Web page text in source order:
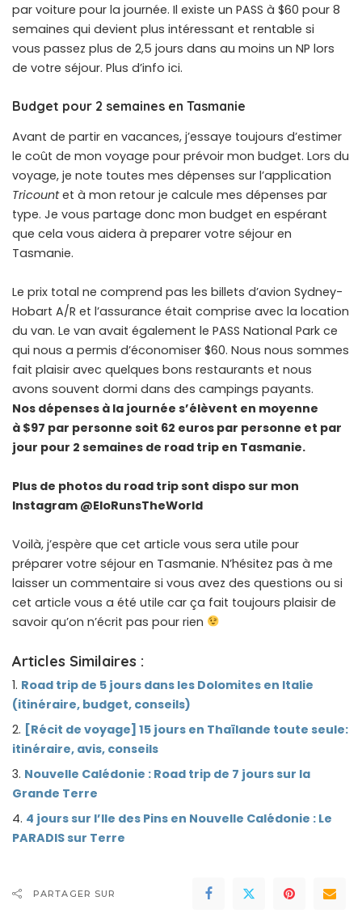
par voiture pour la journée. Il existe un PASS à $60 pour 8
semaines qui devient plus intéressant et rentable si
vous passez plus de 2,5 jours dans au moins un NP lors
de votre séjour. Plus d’info ici.
Budget pour 2 semaines en Tasmanie
Avant de partir en vacances, j’essaye toujours d’estimer
le coût de mon voyage pour prévoir mon budget. Lors du
voyage, je note toutes mes dépenses sur l’application
Tricountet à mon retour je calcule mes dépenses par
type. Je vous partage donc mon budget en espérant
que cela vous aidera à preparer votre séjour en
Tasmanie.
Le prix total ne comprend pas les billets d’avion Sydney-
Hobart A/R et l’assurance était comprise avec la location
du van. Le van avait également le PASS National Park ce
qui nous a permis d’économiser $60. Nous nous sommes
fait plaisir avec quelques bons restaurants et nous
avons souvent dormi dans des campings payants.
Nos dépenses à la journée s’élèvent en moyenne
à $97 par personne soit 62 euros par personne et par
jour pour 2 semaines de road trip en Tasmanie.
Plus de photos du road trip sont dispo sur mon
Instagram @EloRunsTheWorld
Voilà, j’espère que cet article vous sera utile pour
préparer votre séjour en Tasmanie. N’hésitez pas à me
laisser un commentaire si vous avez des questions ou si
cet article vous a été utile car ça fait toujours plaisir de
savoir qu’on n’écrit pas pour rien
Articles Similaires :
Road trip de 5 jours dans les Dolomites en Italie
(itinéraire, budget, conseils)
[Récit de voyage] 15 jours en Thaïlande toute seule:
itinéraire, avis, conseils
Nouvelle Calédonie : Road trip de 7 jours sur la
Grande Terre
4 jours sur l’Ile des Pins en Nouvelle Calédonie : Le
PARADIS sur Terre
PARTAGER SUR